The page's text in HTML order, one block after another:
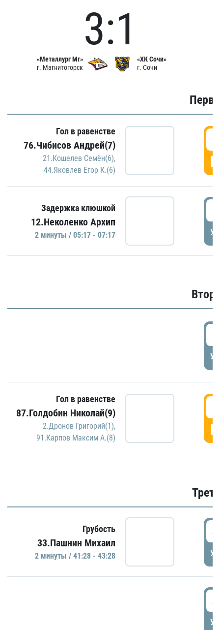
«Металлург Мг»
г. Магнитогорск
3:1
«ХК Сочи»
г. Сочи
Гол в равенстве
76.Чибисов Андрей(7)
21.Кошелев Семён(6),
44.Яковлев Егор К.(6)
Задержка клюшкой
12.Неколенко Архип
2 минуты / 05:17 - 07:17
Гол в равенстве
87.Голдобин Николай(9)
2.Дронов Григорий(1),
91.Карпов Максим А.(8)
Грубость
33.Пашнин Михаил
2 минуты / 41:28 - 43:28